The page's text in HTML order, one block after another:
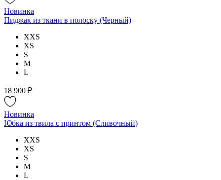
Новинка
Пиджак из ткани в полоску (Черный)
XXS
XS
S
M
L
18 900 ₽
Новинка
Юбка из твила с принтом (Сливочный)
XXS
XS
S
M
L